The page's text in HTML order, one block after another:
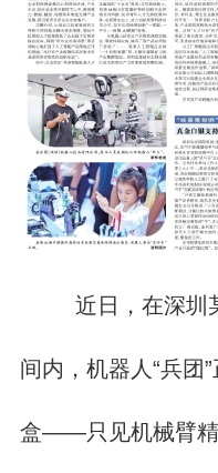
近日，在深圳
间内，机器人“兵团
盒——只见机械臂精